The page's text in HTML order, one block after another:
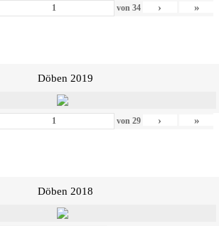
von 34 › »
Döben 2019
von 29 › »
Döben 2018